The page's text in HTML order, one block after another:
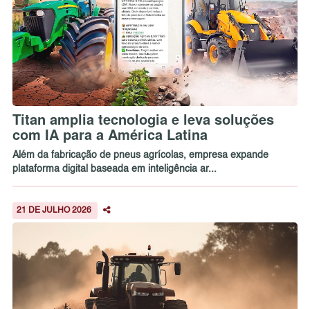
Titan amplia tecnologia e leva soluções
com IA para a América Latina
Além da fabricação de pneus agrícolas, empresa expande
plataforma digital baseada em inteligência ar...
21 DE JULHO 2026